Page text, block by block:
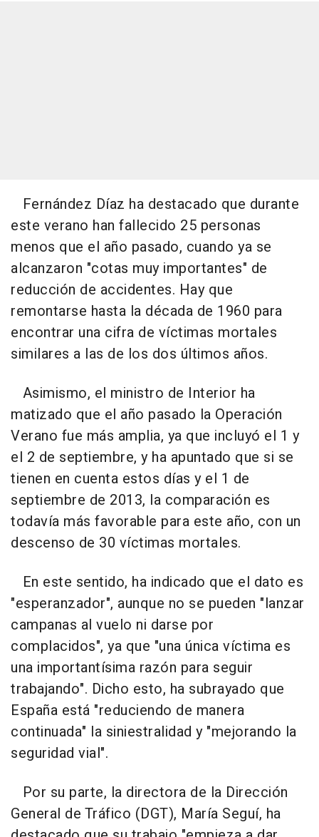
Fernández Díaz ha destacado que durante
este verano han fallecido 25 personas
menos que el año pasado, cuando ya se
alcanzaron "cotas muy importantes" de
reducción de accidentes. Hay que
remontarse hasta la década de 1960 para
encontrar una cifra de víctimas mortales
similares a las de los dos últimos años.
Asimismo, el ministro de Interior ha
matizado que el año pasado la Operación
Verano fue más amplia, ya que incluyó el 1 y
el 2 de septiembre, y ha apuntado que si se
tienen en cuenta estos días y el 1 de
septiembre de 2013, la comparación es
todavía más favorable para este año, con un
descenso de 30 víctimas mortales.
En este sentido, ha indicado que el dato es
"esperanzador", aunque no se pueden "lanzar
campanas al vuelo ni darse por
complacidos", ya que "una única víctima es
una importantísima razón para seguir
trabajando". Dicho esto, ha subrayado que
España está "reduciendo de manera
continuada" la siniestralidad y "mejorando la
seguridad vial".
Por su parte, la directora de la Dirección
General de Tráfico (DGT), María Seguí, ha